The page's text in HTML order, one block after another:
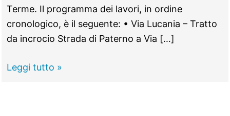
Terme. Il programma dei lavori, in ordine
cronologico, è il seguente: • Via Lucania – Tratto
da incrocio Strada di Paterno a Via […]
TIVOLI
Leggi tutto »